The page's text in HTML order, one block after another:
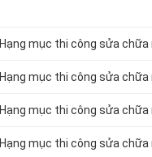
Hạng mục thi công sửa
Hạng mục thi công sửa
Hạng mục thi công sửa
Hạng mục thi công sửa